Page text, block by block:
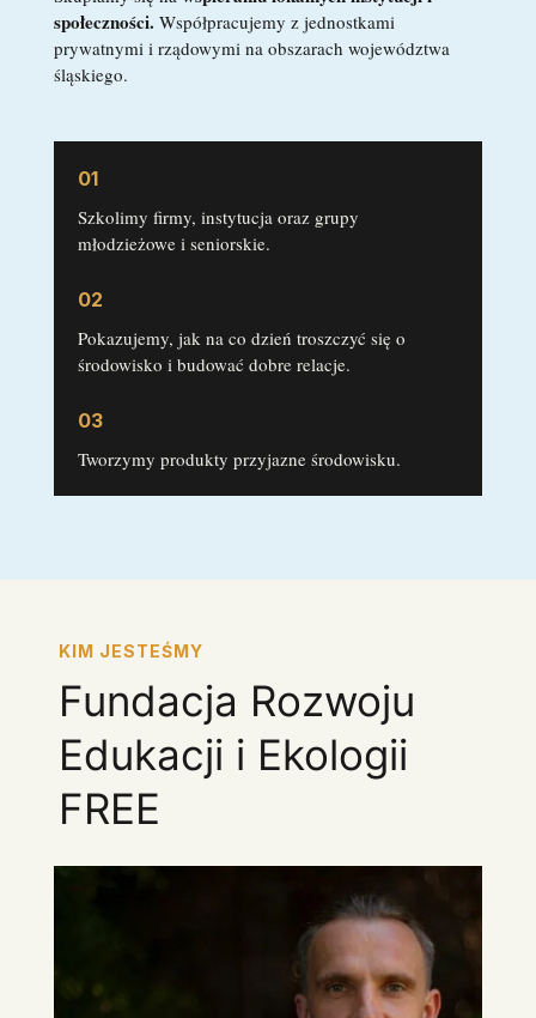
społeczności. Współpracujemy z jednostkami
prywatnymi i rządowymi na obszarach województwa
śląskiego.
01
Szkolimy firmy, instytucja oraz grupy
młodzieżowe i seniorskie.
02
Pokazujemy, jak na co dzień troszczyć się o
środowisko i budować dobre relacje.
03
Tworzymy produkty przyjazne środowisku.
KIM JESTEŚMY
Fundacja Rozwoju
Edukacji i Ekologii
FREE